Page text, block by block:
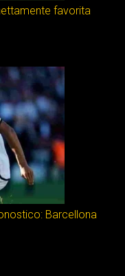
favorita
Barcellona